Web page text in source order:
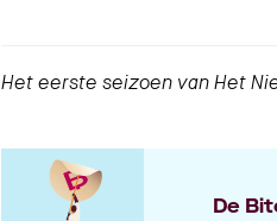
Het eerste seizoen van Het
De